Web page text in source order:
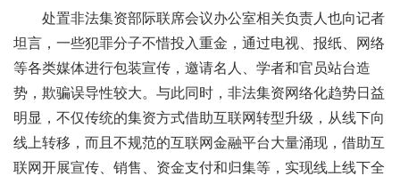
处置非法集资部际联席会议办公室相关负责人也向记者
坦言，一些犯罪分子不惜投入重金，通过电视、报纸、网络
等各类媒体进行包装宣传，邀请名人、学者和官员站台造
势，欺骗误导性较大。与此同时，非法集资网络化趋势日益
明显，不仅传统的集资方式借助互联网转型升级，从线下向
线上转移，而且不规范的互联网金融平台大量涌现，借助互
联网开展宣传、销售、资金支付和归集等，实现线上线下全